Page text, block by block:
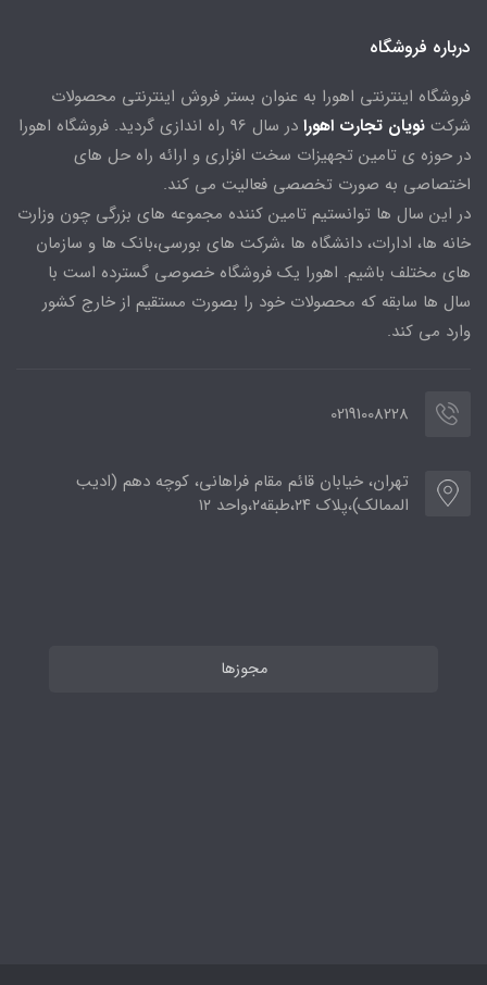
درباره فروشگاه
فروشگاه اینترنتی اهورا به عنوان بستر فروش اینترنتی محصولات
شرکت نویان تجارت اهورا
در سال 96 راه اندازی گردید. فروشگاه اهورا
در حوزه ی تامین تجهیزات سخت افزاری و ارائه راه حل های
اختصاصی به صورت تخصصی فعالیت می کند.
در این سال ها توانستیم تامین کننده مجموعه های بزرگی چون وزارت
خانه ها، ادارات، دانشگاه ها ،شرکت های بورسی،بانک ها و سازمان
های مختلف باشیم. اهورا یک فروشگاه خصوصی گسترده است با
سال ها سابقه که محصولات خود را بصورت مستقیم از خارج کشور
وارد می کند.
02191008228
تهران، خیابان قائم مقام فراهانی، کوچه دهم (ادیب
الممالک)،پلاک ۲۴،طبقه۲،واحد ۱۲
مجوزها